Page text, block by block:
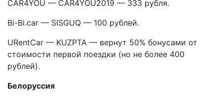
CAR4YOU — CAR4YOU2019 — 333 рубля.
Bi-Bi.car — SISGUQ — 100 рублей.
URentCar — KUZPTA — вернут 50% бонусами от
стоимости первой поездки (но не более 400
рублей).
Белоруссия